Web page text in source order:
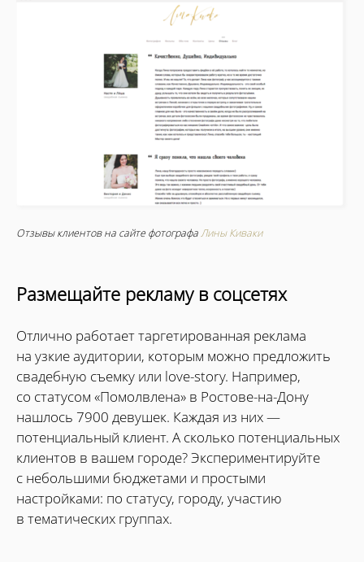
Отзывы клиентов на сайте фотографаЛины Киваки
Размещайте рекламу в соцсетях
Отлично работает таргетированная реклама
на узкие аудитории, которым можно предложить
свадебную съемку или love-story. Например,
со статусом «Помолвлена» в Ростове-на-Дону
нашлось 7900 девушек. Каждая из них —
потенциальный клиент. А сколько потенциальных
клиентов в вашем городе? Экспериментируйте
с небольшими бюджетами и простыми
настройками: по статусу, городу, участию
в тематических группах.